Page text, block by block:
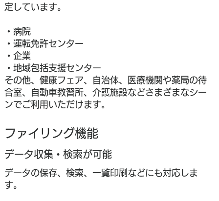
定しています。
・病院
・運転免許センター
・企業
・地域包括支援センター
その他、健康フェア、自治体、医療機関や薬局の待
合室、自動車教習所、介護施設などさまざまなシー
ンでご利用いただけます。
ファイリング機能
データ収集・検索が可能
データの保存、検索、一覧印刷などにも対応しま
す。